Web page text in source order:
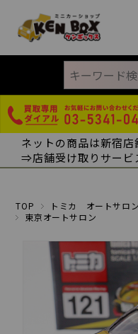
ネットの商品は新宿
⇒店舗受け取りサービ
TOP
トミカ オートサロ
東京オートサロン